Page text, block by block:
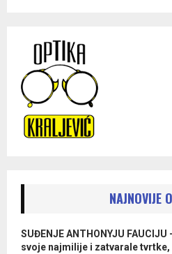
NAJNOVIJE
SUĐENJE ANTHONYJU
svoje najmilije i zatvarale